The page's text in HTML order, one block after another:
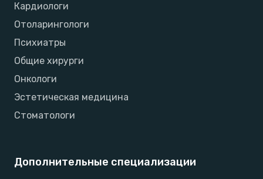
Кардиологи
Отоларингологи
Психиатры
Общие хирурги
Онкологи
Эстетическая медицина
Стоматологи
Дополнительные специализации